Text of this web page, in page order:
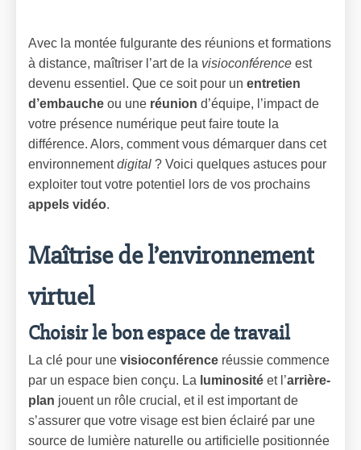
Avec la montée fulgurante des réunions et formations
à distance, maîtriser l’art de la visioconférence est
devenu essentiel. Que ce soit pour un entretien
d’embauche ou une réunion d’équipe, l’impact de
votre présence numérique peut faire toute la
différence. Alors, comment vous démarquer dans cet
environnementdigital ? Voici quelques astuces pour
exploiter tout votre potentiel lors de vos prochains
appels vidéo.
Maîtrise de l’environnement
virtuel
Choisir le bon espace de travail
La clé pour une visioconférence réussie commence
par un espace bien conçu. La luminosité et l’arrière-
plan jouent un rôle crucial, et il est important de
s’assurer que votre visage est bien éclairé par une
source de lumière naturelle ou artificielle positionnée